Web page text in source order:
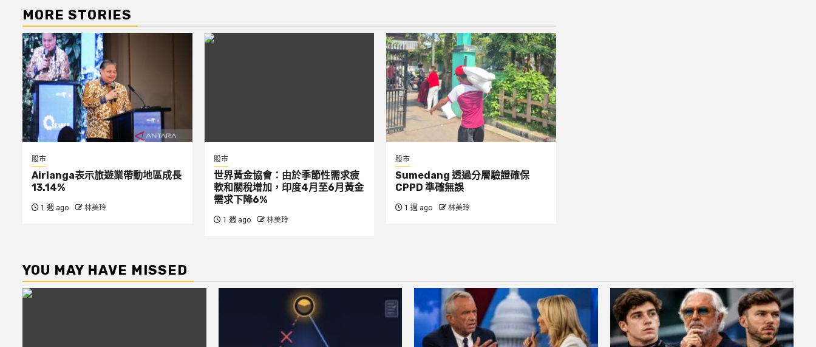
MORE STORIES
股市
Airlanga表示旅遊業帶動地區成長
13.14%
1 週 ago 林美玲
股市
世界黃金協會：由於季節性需求疲
軟和關稅增加，印度4月至6月黃金
需求下降6%
1 週 ago 林美玲
股市
Sumedang 透過分層驗證確保
CPPD 準確無誤
1 週 ago 林美玲
YOU MAY HAVE MISSED